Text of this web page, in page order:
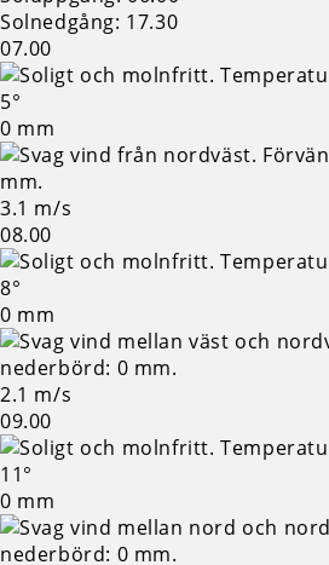
Solnedgång: 17.30
07.00
5°
0 mm
3.1 m/s
08.00
8°
0 mm
2.1 m/s
09.00
11°
0 mm